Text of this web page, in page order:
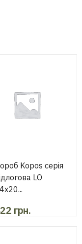
Kopos серія
LО
грн.